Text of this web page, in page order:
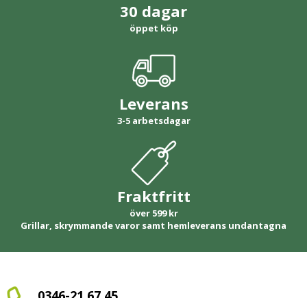
30 dagar
öppet köp
Leverans
3-5 arbetsdagar
Fraktfritt
över 599 kr
Grillar, skrymmande varor samt hemleverans undantagna